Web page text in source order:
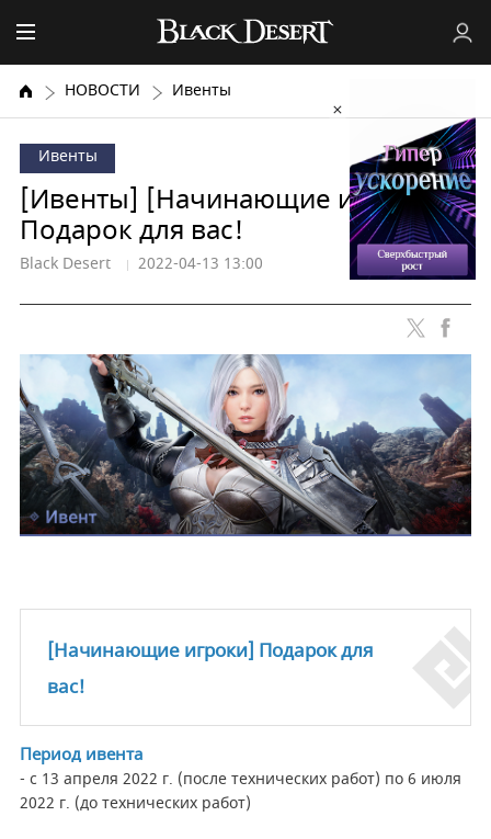
НОВОСТИ Ивенты
Ивенты
[Ивенты] [Начинающие игроки]
Подарок для вас!
Black Desert 2022-04-13 13:00
[Начинающие игроки] Подарок для
вас!
Период ивента
- с 13 апреля 2022 г. (после технических работ) по 6 июля
2022 г. (до технических работ)